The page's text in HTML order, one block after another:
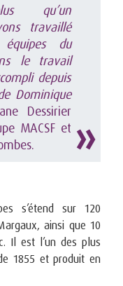
qu’un
travaillé
du
le travail
depuis
Dominique
Dessirier
MACSF et
s’étend sur 120
ainsi que 10
Il est l’un des plus
1855 et produit en